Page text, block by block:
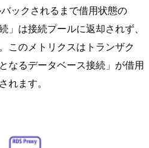
ックされるまで借用状態の
」は接続プールに返却されず、
このメトリクスはトランザク
なるデータベース接続」が借用
れます。